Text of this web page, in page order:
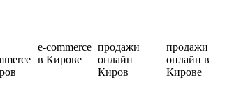
e-commerce
в Кирове
продажи
онлайн
Киров
продажи
онлайн в
Кирове